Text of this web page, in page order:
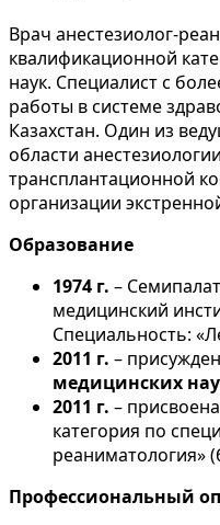
Врач анестезиолог-
квалификационной
наук. Специалист с
работы в системе
Казахстан. Один из
области
трансплантационной
организации
Образование
1974 г. –
медицинский
Специальность:
2011 г. –
медицинских
2011 г. –
категория по
реаниматология»
Профессиональный